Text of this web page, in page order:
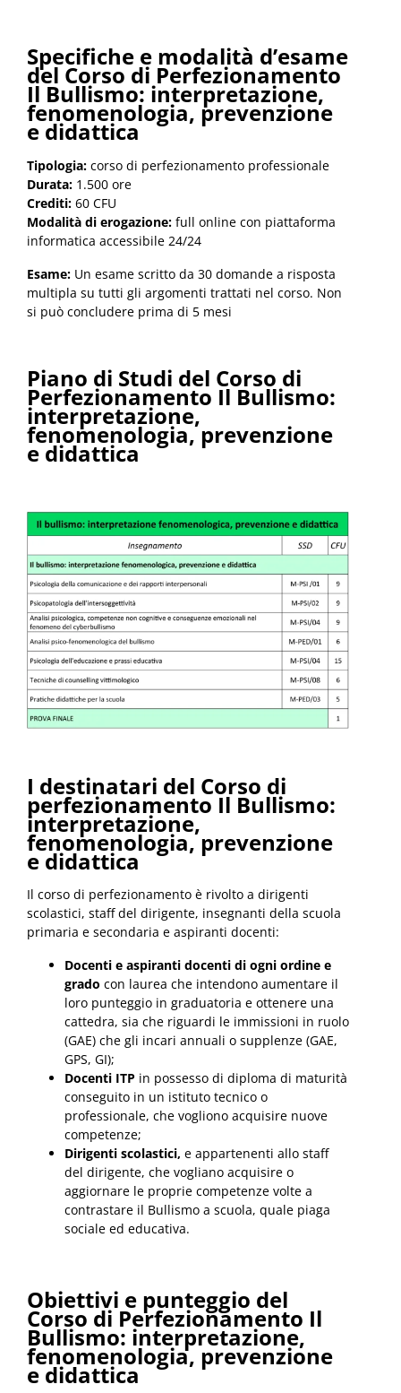
Specifiche e modalità d’esame
del Corso di Perfezionamento
Il Bullismo: interpretazione,
fenomenologia, prevenzione
e didattica
Tipologia: corso di perfezionamento professionale
Durata: 1.500 ore
Crediti: 60 CFU
Modalità di erogazione: full online con piattaforma
informatica accessibile 24/24
Esame: Un esame scritto da 30 domande a risposta
multipla su tutti gli argomenti trattati nel corso. Non
si può concludere prima di 5 mesi
Piano di Studi del Corso di
Perfezionamento Il Bullismo:
interpretazione,
fenomenologia, prevenzione
e didattica
I destinatari del Corso di
perfezionamento Il Bullismo:
interpretazione,
fenomenologia, prevenzione
e didattica
Il corso di perfezionamento è rivolto a dirigenti
scolastici, staff del dirigente, insegnanti della scuola
primaria e secondaria e aspiranti docenti:
Docenti e aspiranti docenti di ogni ordine e
grado con laurea che intendono aumentare il
loro punteggio in graduatoria e ottenere una
cattedra, sia che riguardi le immissioni in ruolo
(GAE) che gli incari annuali o supplenze (GAE,
GPS, GI);
Docenti ITP in possesso di diploma di maturità
conseguito in un istituto tecnico o
professionale, che vogliono acquisire nuove
competenze;
Dirigenti scolastici, e appartenenti allo staff
del dirigente, che vogliano acquisire o
aggiornare le proprie competenze volte a
contrastare il Bullismo a scuola, quale piaga
sociale ed educativa.
Obiettivi e punteggio del
Corso di Perfezionamento Il
Bullismo: interpretazione,
fenomenologia, prevenzione
e didattica